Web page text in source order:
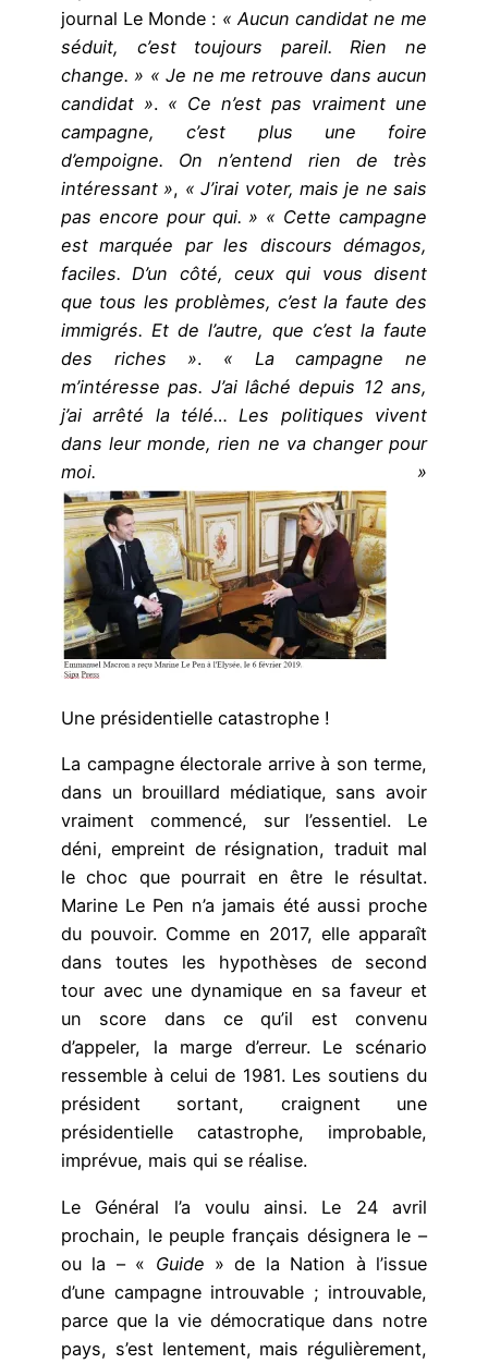
journal Le Monde : « Aucun candidat ne me
séduit, c’est toujours pareil. Rien ne
change. » « Je ne me retrouve dans aucun
candidat ». « Ce n’est pas vraiment une
campagne, c’est plus une foire
d’empoigne. On n’entend rien de très
intéressant », « J’irai voter, mais je ne sais
pas encore pour qui. » « Cette campagne
est marquée par les discours démagos,
faciles. D’un côté, ceux qui vous disent
que tous les problèmes, c’est la faute des
immigrés. Et de l’autre, que c’est la faute
des riches ». « La campagne ne
m’intéresse pas. J’ai lâché depuis 12 ans,
j’ai arrêté la télé… Les politiques vivent
dans leur monde, rien ne va changer pour
moi. »
Une présidentielle catastrophe !
La campagne électorale arrive à son terme,
dans un brouillard médiatique, sans avoir
vraiment commencé, sur l’essentiel. Le
déni, empreint de résignation, traduit mal
le choc que pourrait en être le résultat.
Marine Le Pen n’a jamais été aussi proche
du pouvoir. Comme en 2017, elle apparaît
dans toutes les hypothèses de second
tour avec une dynamique en sa faveur et
un score dans ce qu’il est convenu
d’appeler, la marge d’erreur. Le scénario
ressemble à celui de 1981. Les soutiens du
président sortant, craignent une
présidentielle catastrophe, improbable,
imprévue, mais qui se réalise.
Le Général l’a voulu ainsi. Le 24 avril
prochain, le peuple français désignera le –
ou la – « Guide » de la Nation à l’issue
d’une campagne introuvable ; introuvable,
parce que la vie démocratique dans notre
pays, s’est lentement, mais régulièrement,